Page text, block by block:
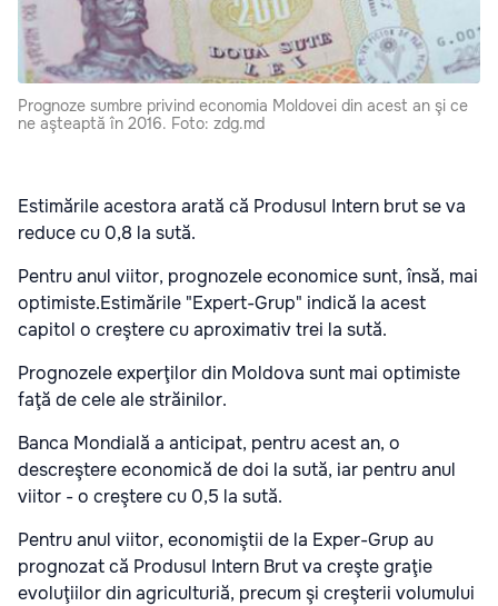
Prognoze sumbre privind economia Moldovei din acest an şi ce
ne aşteaptă în 2016. Foto: zdg.md
Estimările acestora arată că Produsul Intern brut se va
reduce cu 0,8 la sută.
Pentru anul viitor, prognozele economice sunt, însă, mai
optimiste.Estimările "Expert-Grup" indică la acest
capitol o creştere cu aproximativ trei la sută.
Prognozele experţilor din Moldova sunt mai optimiste
faţă de cele ale străinilor.
Banca Mondială a anticipat, pentru acest an, o
descreştere economică de doi la sută, iar pentru anul
viitor - o creştere cu 0,5 la sută.
Pentru anul viitor, economiştii de la Exper-Grup au
prognozat că Produsul Intern Brut va creşte graţie
evoluţiilor din agriculturiă, precum şi creşterii volumului